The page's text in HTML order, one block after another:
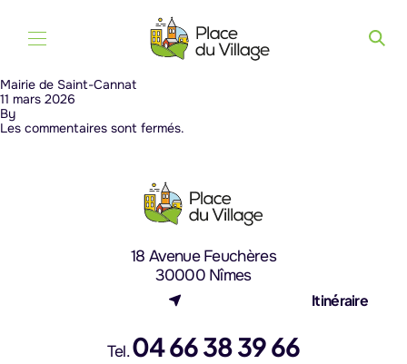
Mairie de Saint-Cannat
11 mars 2026
By
Les commentaires sont fermés.
18 Avenue Feuchères
30000 Nîmes
Itinéraire
Tel.04 66 38 39 66